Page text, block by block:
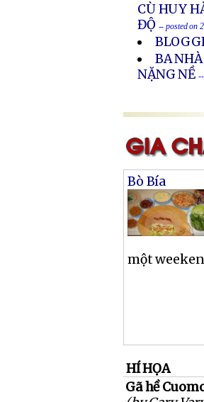
CÙ HUY
ĐỘ -- posted on
BA
NẶNG NỀ
Bò Bía
một
HÍ HỌA
Gã hề